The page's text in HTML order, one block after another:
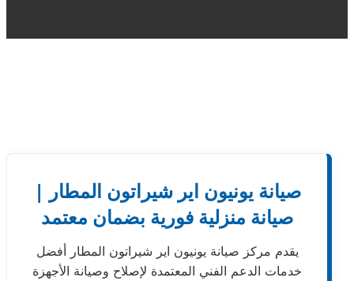
صيانة يونيون اير شيراتون المطار |
صيانة منزلية فورية بضمان معتمد
يقدم مركز صيانة يونيون اير شيراتون المطار أفضل
خدمات الدعم الفني المعتمدة لإصلاح وصيانة الأجهزة